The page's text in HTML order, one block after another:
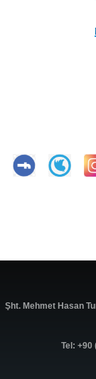
Şht. Mehmet Hasan
Tel: +90